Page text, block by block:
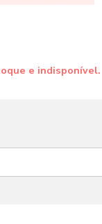
e indisponível.